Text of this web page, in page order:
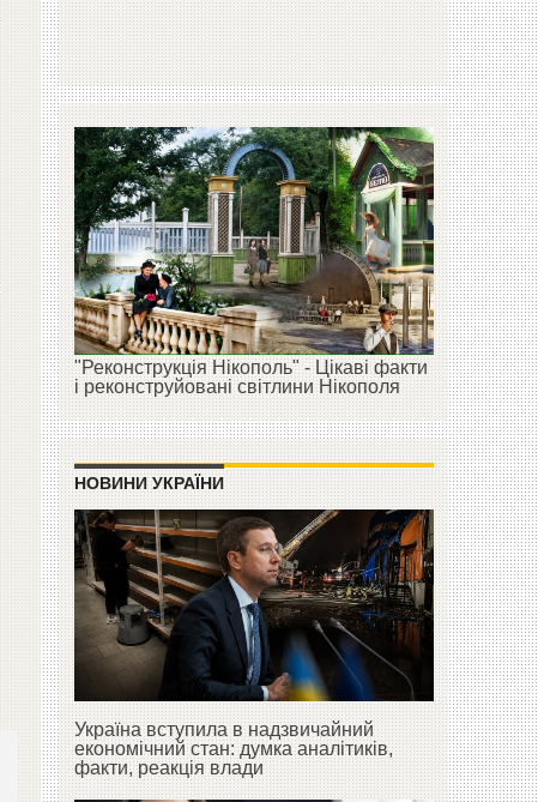
"Реконструкція Нікополь" - Цікаві факти
і реконструйовані світлини Нікополя
НОВИНИ УКРАЇНИ
Україна вступила в надзвичайний
економічний стан: думка аналітиків,
факти, реакція влади